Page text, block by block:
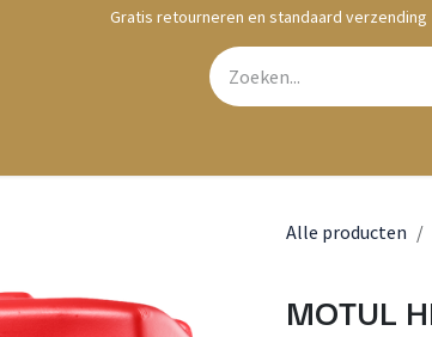
Gratis retourneren en standaard verzending
Alle producten
MOTUL